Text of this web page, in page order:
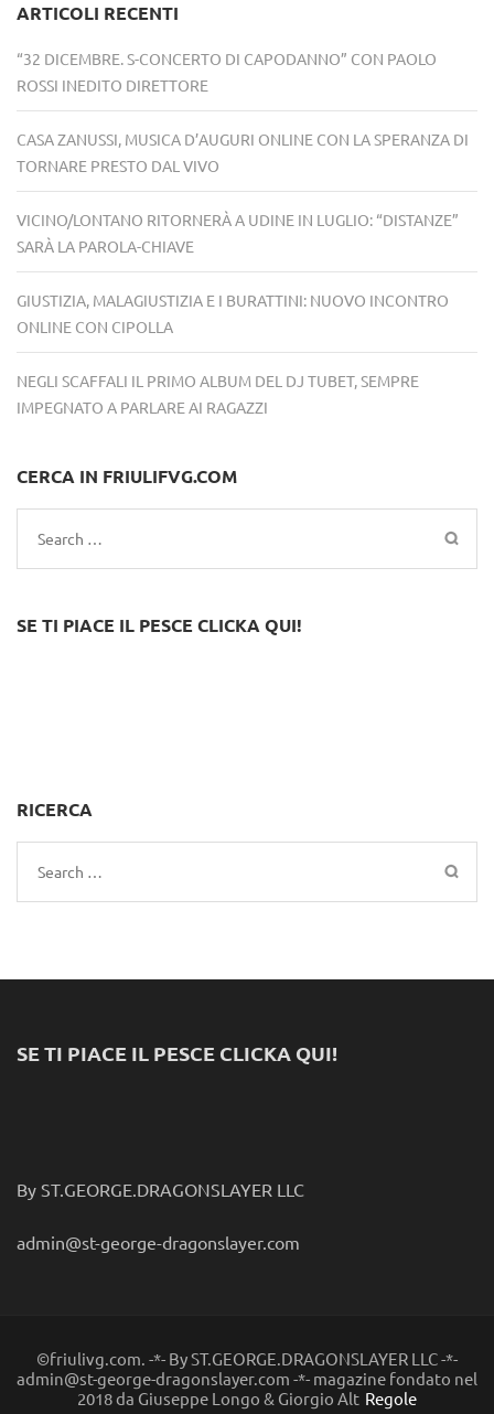
ARTICOLI RECENTI
“32 DICEMBRE. S-CONCERTO DI CAPODANNO” CON PAOLO
ROSSI INEDITO DIRETTORE
CASA ZANUSSI, MUSICA D’AUGURI ONLINE CON LA SPERANZA DI
TORNARE PRESTO DAL VIVO
VICINO/LONTANO RITORNERÀ A UDINE IN LUGLIO: “DISTANZE”
SARÀ LA PAROLA-CHIAVE
GIUSTIZIA, MALAGIUSTIZIA E I BURATTINI: NUOVO INCONTRO
ONLINE CON CIPOLLA
NEGLI SCAFFALI IL PRIMO ALBUM DEL DJ TUBET, SEMPRE
IMPEGNATO A PARLARE AI RAGAZZI
CERCA IN FRIULIFVG.COM
Search
for:
SE TI PIACE IL PESCE CLICKA QUI!
RICERCA
Search
for:
SE TI PIACE IL PESCE CLICKA QUI!
By ST.GEORGE.DRAGONSLAYER LLC
admin@st-george-dragonslayer.com
©friulivg.com. -*- By ST.GEORGE.DRAGONSLAYER LLC -*-
admin@st-george-dragonslayer.com -*- magazine fondato nel
2018 da Giuseppe Longo & Giorgio Alt Regole